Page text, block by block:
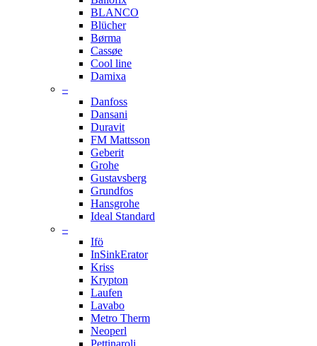
BLANCO
Blücher
Børma
Cassøe
Cool line
Damixa
–
Danfoss
Dansani
Duravit
FM Mattsson
Geberit
Grohe
Gustavsberg
Grundfos
Hansgrohe
Ideal Standard
–
Ifö
InSinkErator
Kriss
Krypton
Laufen
Lavabo
Metro Therm
Neoperl
Pettinaroli